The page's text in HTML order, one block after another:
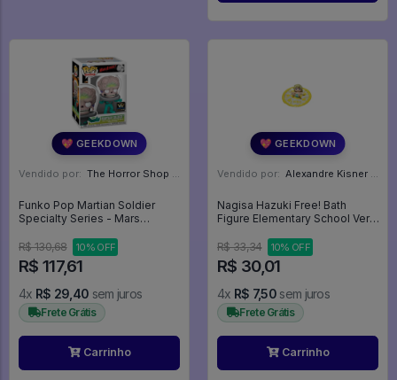
💖 GEEKDOWN
Vendido por: The Horror Shop - Colecionáveis - MG
Funko Pop Martian Soldier
Specialty Series - Mars
R$ 130,68
10% OFF
R$ 117,61
4x R$ 29,40 sem juros
Frete Grátis
Carrinho
💖 GEEKDOWN
Vendido por: Alexandre Kisner - PR
Nagisa Hazuki Free! Bath
Figure Elementary School Ver.
R$ 33,34
10% OFF
R$ 30,01
4x R$ 7,50 sem juros
Frete Grátis
Carrinho